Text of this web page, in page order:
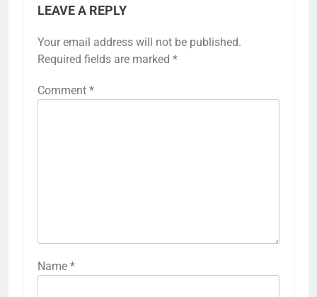
LEAVE A REPLY
Your email address will not be published.
Required fields are marked *
Comment *
Name *